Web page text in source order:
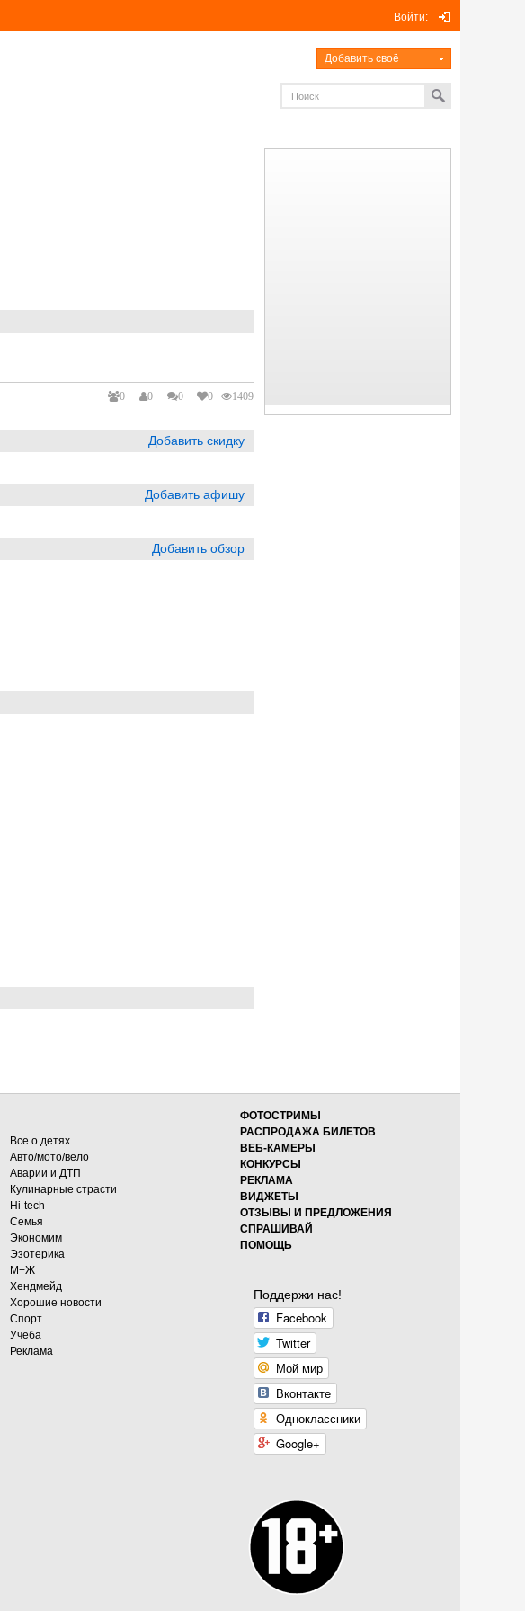
Войти:
Добавить своё
0 0 0 0 1409
Добавить скидку
Добавить афишу
Добавить обзор
Поддержи нас!
Facebook
Twitter
Мой мир
Вконтакте
Одноклассники
Google+
Все о детях
Авто/мото/вело
Аварии и ДТП
Кулинарные страсти
Hi-tech
Семья
Экономим
Эзотерика
М+Ж
Хендмейд
Хорошие новости
Спорт
Учеба
Реклама
ФОТОСТРИМЫ
РАСПРОДАЖА БИЛЕТОВ
ВЕБ-КАМЕРЫ
КОНКУРСЫ
РЕКЛАМА
ВИДЖЕТЫ
ОТЗЫВЫ И ПРЕДЛОЖЕНИЯ
СПРАШИВАЙ
ПОМОЩЬ